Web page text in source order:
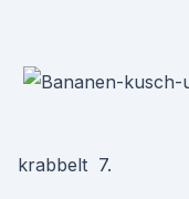
krabbelt 7.